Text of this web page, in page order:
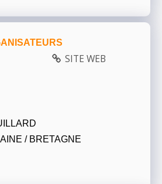
SITE WEB
/ BRETAGNE